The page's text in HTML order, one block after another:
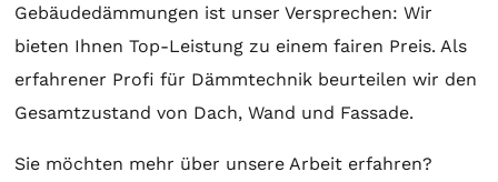
Gebäudedämmungen ist unser Versprechen: Wir
bieten Ihnen Top-Leistung zu einem fairen Preis. Als
erfahrener Profi für Dämmtechnik beurteilen wir den
Gesamtzustand von Dach, Wand und Fassade.
Sie möchten mehr über unsere Arbeit erfahren?